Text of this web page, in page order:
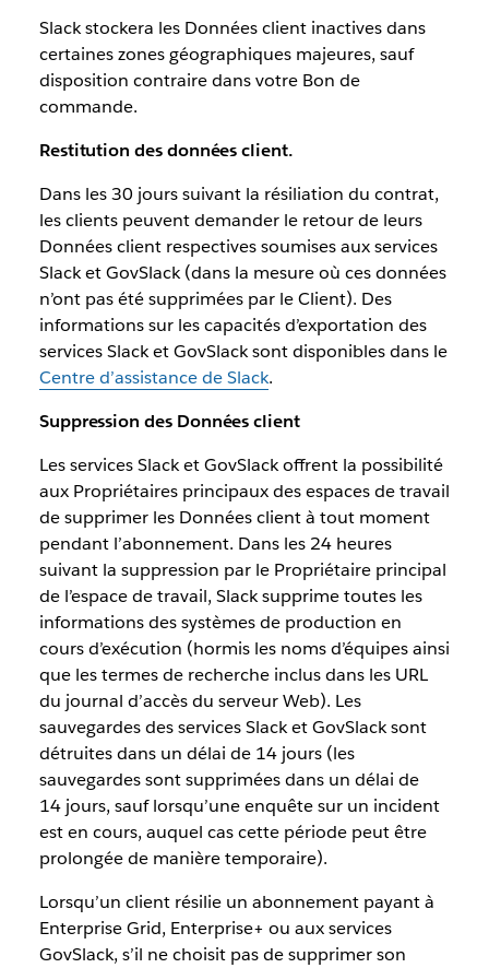
Slack stockera les Données client inactives dans
certaines zones géographiques majeures, sauf
disposition contraire dans votre Bon de
commande.
Restitution des données client.
Dans les 30 jours suivant la résiliation du contrat,
les clients peuvent demander le retour de leurs
Données client respectives soumises aux services
Slack et GovSlack (dans la mesure où ces données
n’ont pas été supprimées par le Client). Des
informations sur les capacités d’exportation des
services Slack et GovSlack sont disponibles dans le
Centre d’assistance de Slack.
Suppression des Données client
Les services Slack et GovSlack offrent la possibilité
aux Propriétaires principaux des espaces de travail
de supprimer les Données client à tout moment
pendant l’abonnement. Dans les 24 heures
suivant la suppression par le Propriétaire principal
de l’espace de travail, Slack supprime toutes les
informations des systèmes de production en
cours d’exécution (hormis les noms d’équipes ainsi
que les termes de recherche inclus dans les URL
du journal d’accès du serveur Web). Les
sauvegardes des services Slack et GovSlack sont
détruites dans un délai de 14 jours (les
sauvegardes sont supprimées dans un délai de
14 jours, sauf lorsqu’une enquête sur un incident
est en cours, auquel cas cette période peut être
prolongée de manière temporaire).
Lorsqu’un client résilie un abonnement payant à
Enterprise Grid, Enterprise+ ou aux services
GovSlack, s’il ne choisit pas de supprimer son